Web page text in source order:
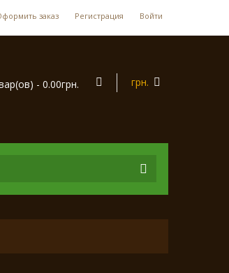
заказ Регистрация Войти
грн.
- 0.00грн.